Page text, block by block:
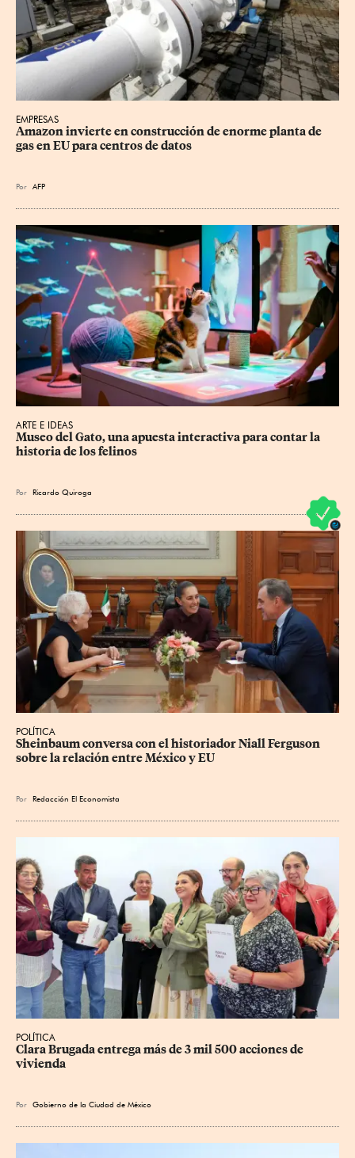
EMPRESAS
Amazon invierte en construcción de enorme planta de
gas en EU para centros de datos
Por AFP
ARTE E IDEAS
Museo del Gato, una apuesta interactiva para contar la
historia de los felinos
Por Ricardo Quiroga
POLÍTICA
Sheinbaum conversa con el historiador Niall Ferguson
sobre la relación entre México y EU
Por Redacción El Economista
POLÍTICA
Clara Brugada entrega más de 3 mil 500 acciones de
vivienda
Por Gobierno de la Ciudad de México